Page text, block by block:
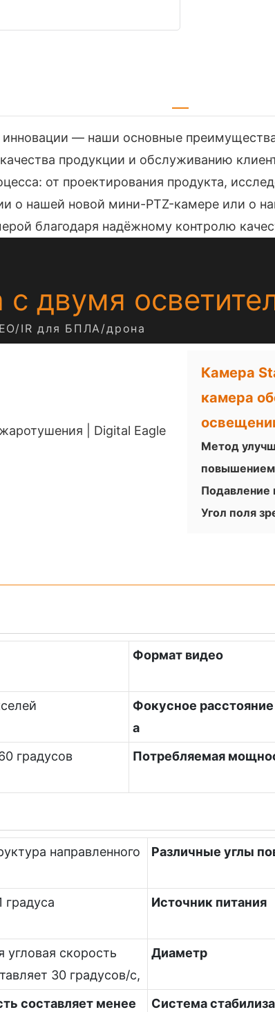
инновации — наши основные
продукции и обслуживанию
от проектирования продукта,
о нашей новой мини-PTZ-камере или о
благодаря надёжному контролю
двумя
IR для БПЛА/дрона
Камера
камера
Метод
повышением
Подавление
Угол поля
Формат видео
Фокусное
а
градусов Потребляемая
направленного
Различные углы
градуса Источник питания
скорость
30 градусов/с,
Диаметр
составляет менее
Система